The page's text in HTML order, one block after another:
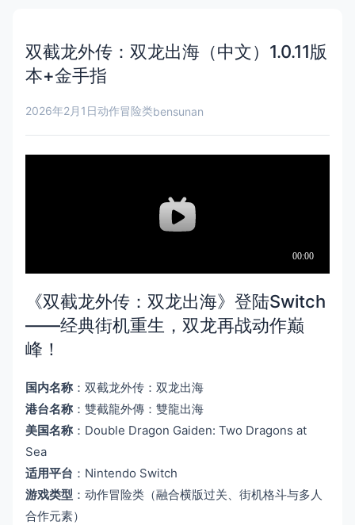
双截龙外传：双龙出海（中文）1.0.11版
本+金手指
2026年2月1日动作冒险类bensunan
《双截龙外传：双龙出海》登陆Switch
——经典街机重生，双龙再战动作巅
峰！
国内名称：双截龙外传：双龙出海
港台名称：雙截龍外傳：雙龍出海
美国名称：Double Dragon Gaiden: Two Dragons at
Sea
适用平台 ：Nintendo Switch
游戏类型 ：动作冒险类（融合横版过关、街机格斗与多人
合作元素）